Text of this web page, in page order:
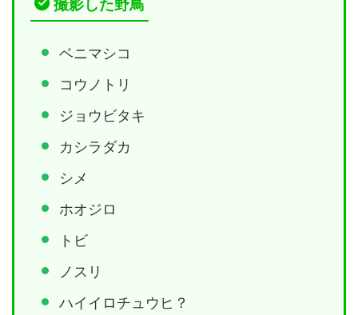
撮影した野鳥
ベニマシコ
コウノトリ
ジョウビタキ
カシラダカ
シメ
ホオジロ
トビ
ノスリ
ハイイロチュウヒ？